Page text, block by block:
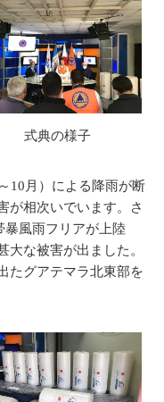
式典の様子
10月）による降雨が断
が相次いでいます。さ
暴風雨フリアが上陸
大な被害が出ました。
たグアテマラ北東部を